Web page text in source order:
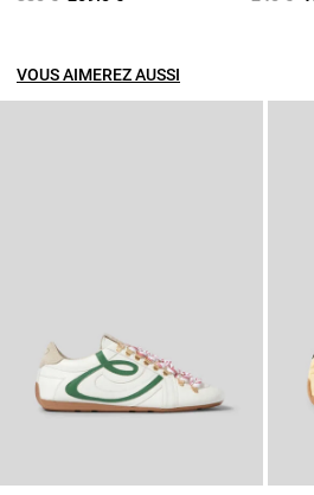
VOUS AIMEREZ AUSSI